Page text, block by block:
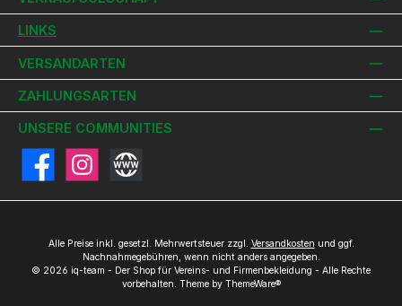
LINKS
VERSANDARTEN
ZAHLUNGSARTEN
UNSERE COMMUNITIES
FacebookInstagramWebsite
Alle Preise inkl. gesetzl. Mehrwertsteuer zzgl. Versandkosten und ggf.
Nachnahmegebühren, wenn nicht anders angegeben.
© 2026 iq-team - Der Shop für Vereins- und Firmenbekleidung - Alle Rechte
vorbehalten. Theme by ThemeWare®